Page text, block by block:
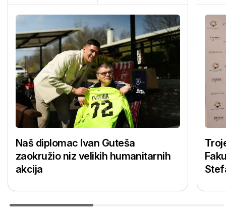
Naš diplomac Ivan Guteša
zaokružio niz velikih humanitarnih
akcija